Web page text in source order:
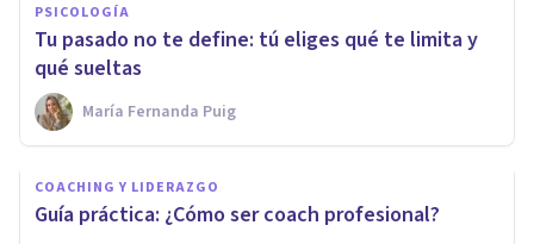
PSICOLOGÍA
Tu pasado no te define: tú eliges qué te limita y
qué sueltas
María Fernanda Puig
COACHING Y LIDERAZGO
Guía práctica: ¿Cómo ser coach profesional?